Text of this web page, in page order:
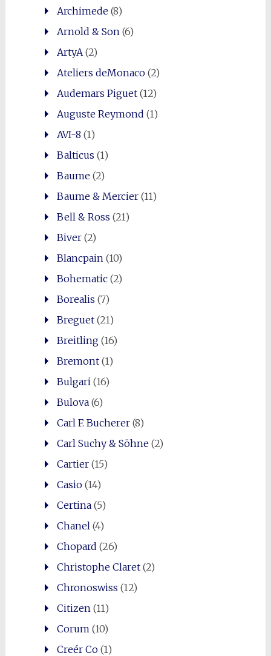
Archimede(8)
Arnold & Son (6)
ArtyA (2)
Ateliers deMonaco(2)
Audemars Piguet(12)
Auguste Reymond (1)
AVI-8 (1)
Balticus (1)
Baume(2)
Baume & Mercier(11)
Bell & Ross (21)
Biver(2)
Blancpain (10)
Bohematic(2)
Borealis (7)
Breguet(21)
Breitling(16)
Bremont(1)
Bulgari (16)
Bulova(6)
Carl F. Bucherer(8)
Carl Suchy & Söhne(2)
Cartier(15)
Casio(14)
Certina(5)
Chanel (4)
Chopard (26)
Christophe Claret(2)
Chronoswiss (12)
Citizen (11)
Corum (10)
Creér Co(1)